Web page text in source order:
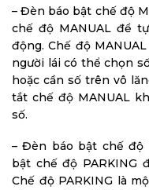
– Đèn báo bật chế độ
chế độ MANUAL để
động. Chế độ
người lái có thể chọn
hoặc cần số trên vô
tắt chế độ MANUAL
số.
– Đèn báo bật chế độ
bật chế độ PARKING
Chế độ PARKING là